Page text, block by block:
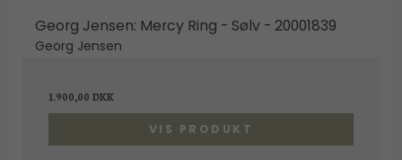
Georg Jensen: Mercy Ring - Sølv - 20001839
Georg Jensen
1.900,00 DKK
VIS PRODUKT